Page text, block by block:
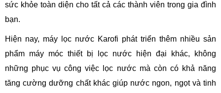
sức khỏe toàn diện cho tất cả các thành viên trong gia đình
bạn.
Hiện nay, máy lọc nước Karofi phát triển thêm nhiều sản
phẩm máy móc thiết bị lọc nước hiện đại khác, không
những phục vụ công việc lọc nước mà còn có khả năng
tăng cường dưỡng chất khác giúp nước ngon, ngọt và tinh